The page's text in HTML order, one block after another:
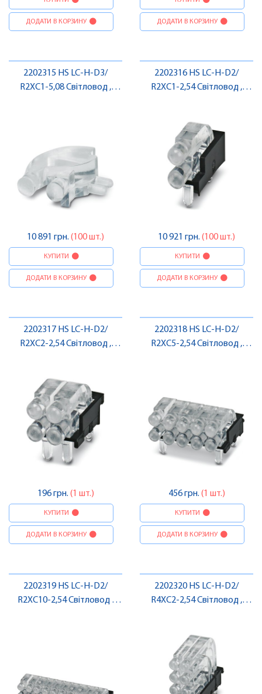
ДОДАТИ В КОРЗИНУ ДОДАТИ В КОРЗИНУ
2202315 HS LC-H-D3/
R2XC1-5,08 Світловод ,
10 891 грн. (100 шт.)
КУПИТИ
ДОДАТИ В КОРЗИНУ
2202316 HS LC-H-D2/
R2XC1-2,54 Світловод ,
10 921 грн. (100 шт.)
КУПИТИ
ДОДАТИ В КОРЗИНУ
2202317 HS LC-H-D2/
R2XC2-2,54 Світловод ,
196 грн. (1 шт.)
КУПИТИ
ДОДАТИ В КОРЗИНУ
2202318 HS LC-H-D2/
R2XC5-2,54 Світловод ,
456 грн. (1 шт.)
КУПИТИ
ДОДАТИ В КОРЗИНУ
2202319 HS LC-H-D2/
R2XC10-2,54 Світловод ,
2202320 HS LC-H-D2/
R4XC2-2,54 Світловод ,